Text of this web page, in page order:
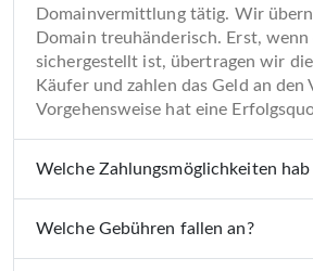
Domainvermittlung tätig. Wir
Domain treuhänderisch. Erst, wenn
sichergestellt ist, übertragen wir
Käufer und zahlen das Geld an den
Vorgehensweise hat eine
Welche Zahlungsmöglichkeiten hab
Welche Gebühren fallen an?